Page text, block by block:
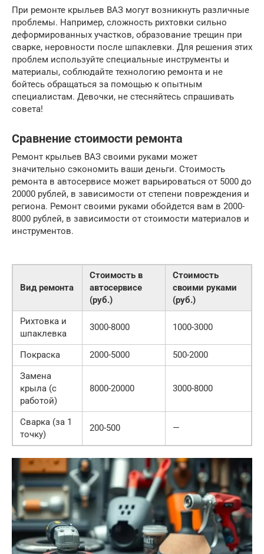
При ремонте крыльев ВАЗ могут возникнуть различные
проблемы. Например, сложность рихтовки сильно
деформированных участков, образование трещин при
сварке, неровности после шпаклевки. Для решения этих
проблем используйте специальные инструменты и
материалы, соблюдайте технологию ремонта и не
бойтесь обращаться за помощью к опытным
специалистам. Девочки, не стесняйтесь спрашивать
совета!
Сравнение стоимости ремонта
Ремонт крыльев ВАЗ своими руками может
значительно сэкономить ваши деньги. Стоимость
ремонта в автосервисе может варьироваться от 5000 до
20000 рублей, в зависимости от степени повреждения и
региона. Ремонт своими руками обойдется вам в 2000-
8000 рублей, в зависимости от стоимости материалов и
инструментов.
Вид ремонта
Стоимость в
автосервисе
(руб.)
Стоимость
своими руками
(руб.)
Рихтовка и
шпаклевка
3000-8000 1000-3000
Покраска 2000-5000
500-2000
Замена
крыла (с
работой)
8000-20000 3000-8000
Сварка (за 1
точку)
200-500 —